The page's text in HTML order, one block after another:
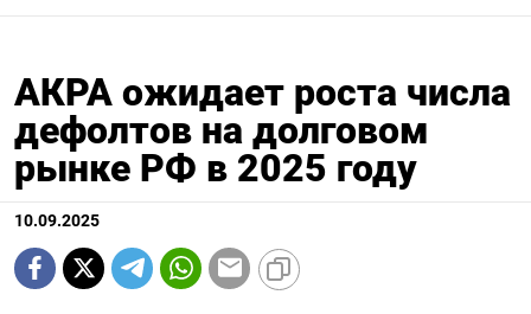
АКРА ожидает роста числа
дефолтов на долговом
рынке РФ в 2025 году
10.09.2025